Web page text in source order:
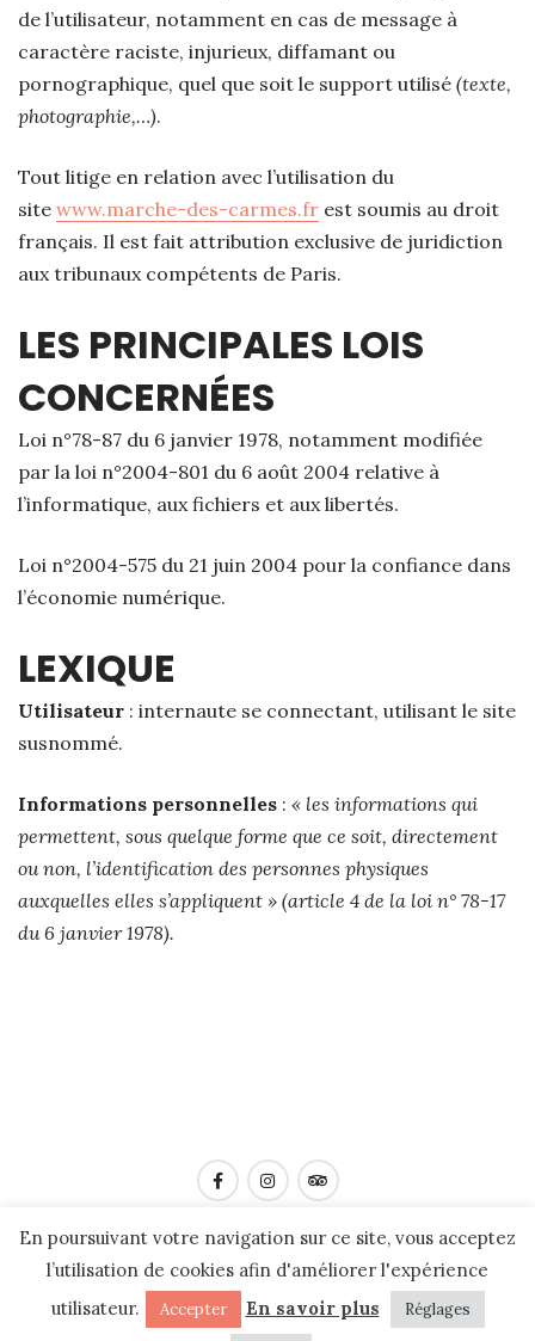
de l’utilisateur, notamment en cas de message à
caractère raciste, injurieux, diffamant ou
pornographique, quel que soit le support utilisé (texte,
photographie,…).
Tout litige en relation avec l’utilisation du
site www.marche-des-carmes.fr est soumis au droit
français. Il est fait attribution exclusive de juridiction
aux tribunaux compétents de Paris.
LES PRINCIPALES LOIS
CONCERNÉES
Loi n°78-87 du 6 janvier 1978, notamment modifiée
par la loi n°2004-801 du 6 août 2004 relative à
l’informatique, aux fichiers et aux libertés.
Loi n°2004-575 du 21 juin 2004 pour la confiance dans
l’économie numérique.
LEXIQUE
Utilisateur : internaute se connectant, utilisant le site
susnommé.
Informations personnelles : « les informations qui
permettent, sous quelque forme que ce soit, directement
ou non, l’identification des personnes physiques
auxquelles elles s’appliquent » (article 4 de la loi n° 78-17
du 6 janvier 1978).
2026 ©MARCHÉ DES CARMES - PARTENAIRES :MAIRIE DE
TOULOUSE
CHAMBRE DE COMMERCE ET D'INDUSTRIE -
CHAMBRE DE MÉTIERS ET DE L'ARTISANAT
CONCEPTION WEB : ©AGENCE PGO MENTIONS LÉGALES-
PROTECTION DES DONNÉES
En poursuivant votre navigation sur ce site, vous acceptez
l’utilisation de cookies afin d'améliorer l'expérience
utilisateur.
Accepter En savoir plus Réglages